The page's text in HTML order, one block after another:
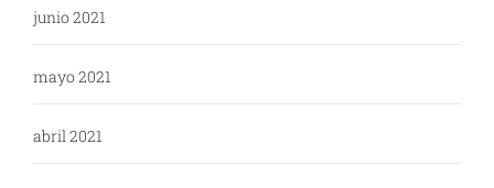
junio 2021
mayo 2021
abril 2021